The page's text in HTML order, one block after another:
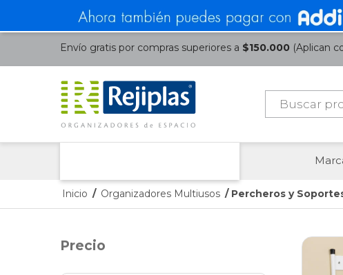
Envío gratis por compras superiores a $150.000 (Aplican
Búsqueda
productos
Inicio / Organizadores Multiusos / Percheros y
Precio